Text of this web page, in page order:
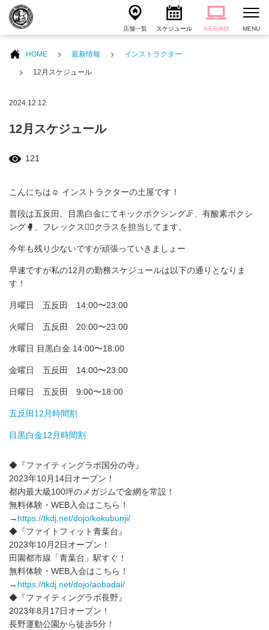
店舗一覧 スケジュール WEB体験 MENU
HOME 最新情報 インストラクター
12月スケジュール
2024.12.12
12月スケジュール
121
こんにちは☺️ インストラクターの土屋です！
普段は五反田、目黒白金にてキックボクシング🦵、有酸素ボクシ
ング🥊、フレックス🧘‍♀️クラスを担当してます。
今年も残り少ないですが頑張っていきましょー
早速ですが私の12月の勤務スケジュールは以下の通りとなりま
す！
月曜日 五反田 14:00〜23:00
火曜日 五反田 20:00〜23:00
水曜日 目黒白金 14:00〜18:00
金曜日 五反田 14:00〜23:00
日曜日 五反田 9:00〜18:00
五反田12月時間割
目黒白金12月時間割
◆『ファイティングラボ国分の寺』
2023年10月14日オープン！
都内最大級100坪のメガジムで金網を常設！
無料体験・WEB入会はこちら！
→ https://tkdj.net/dojo/kokubunji/
◆『ファイトフィット青葉台』
2023年10月2日オープン！
田園都市線「青葉台」駅すぐ！
無料体験・WEB入会はこちら！
→ https://tkdj.net/dojo/aobadai/
◆『ファイティングラボ長野』
2023年8月17日オープン！
長野運動公園から徒歩5分！